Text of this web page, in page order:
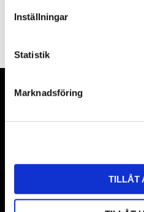
e
Inställningar
Statistik
Marknadsföring
TILLÅT
Dina personuppgifter behandlas i